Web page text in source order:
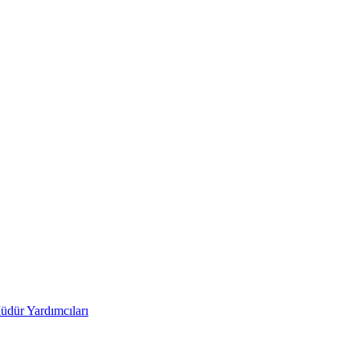
Yardımcıları